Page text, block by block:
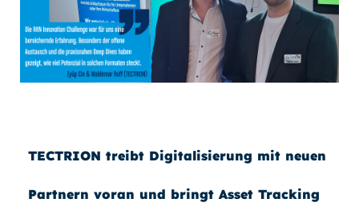
TECTRION treibt Digitalisierung mit neuen
Partnern voran und bringt Asset Tracking